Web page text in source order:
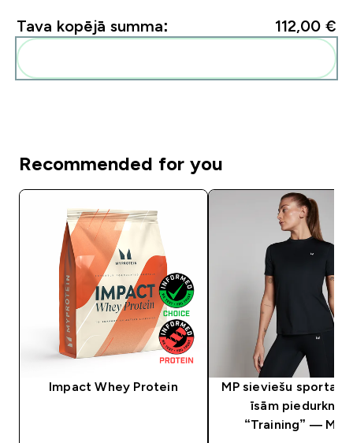
Tava kopējā summa: 112,00 €‎
Recommended for you
Impact Whey Protein
MP sieviešu sporta
īsām
“Training” —